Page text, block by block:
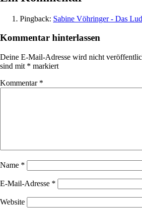
Pingback: Sabine Vöhringer - Das
Kommentar hinterlassen
Deine E-Mail-Adresse wird nicht
sind mit * markiert
Kommentar *
Name *
E-Mail-Adresse *
Website